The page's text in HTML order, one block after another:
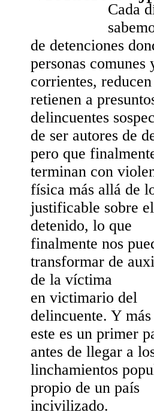
Cada
de detenciones
personas comunes
corrientes,
retienen a
delincuentes
de ser autores de
pero que
terminan con
física más allá de
justificable sobre el
detenido, lo que
finalmente nos
transformar de
de la víctima
en victimario del
delincuente. Y
este es un primer
antes de llegar a
linchamientos
propio de un país
incivilizado.